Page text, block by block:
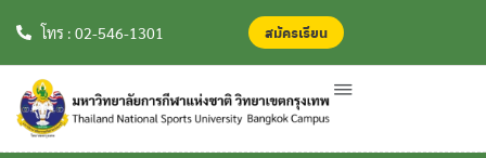
โทร : 02-546-1301 สมัครเรียน